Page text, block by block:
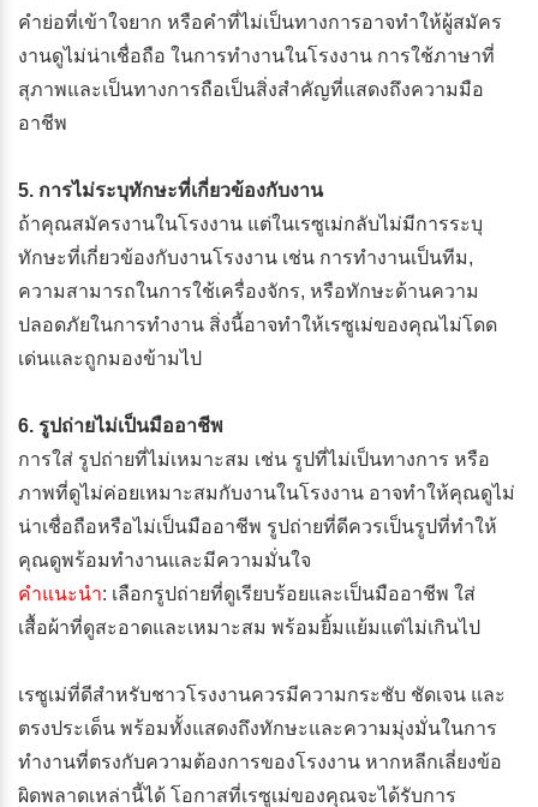
คำย่อที่เข้าใจยาก หรือคำที่ไม่เป็นทางการอาจทำให้ผู้สมัคร
งานดูไม่น่าเชื่อถือ ในการทำงานในโรงงาน การใช้ภาษาที่
สุภาพและเป็นทางการถือเป็นสิ่งสำคัญที่แสดงถึงความมือ
อาชีพ
5. การไม่ระบุทักษะที่เกี่ยวข้องกับงาน
ถ้าคุณสมัครงานในโรงงาน แต่ในเรซูเม่กลับไม่มีการระบุ
ทักษะที่เกี่ยวข้องกับงานโรงงาน เช่น การทำงานเป็นทีม,
ความสามารถในการใช้เครื่องจักร, หรือทักษะด้านความ
ปลอดภัยในการทำงาน สิ่งนี้อาจทำให้เรซูเม่ของคุณไม่โดด
เด่นและถูกมองข้ามไป
6. รูปถ่ายไม่เป็นมืออาชีพ
การใส่ รูปถ่ายที่ไม่เหมาะสม เช่น รูปที่ไม่เป็นทางการ หรือ
ภาพที่ดูไม่ค่อยเหมาะสมกับงานในโรงงาน อาจทำให้คุณดูไม่
น่าเชื่อถือหรือไม่เป็นมืออาชีพ รูปถ่ายที่ดีควรเป็นรูปที่ทำให้
คุณดูพร้อมทำงานและมีความมั่นใจ
คำแนะนำ: เลือกรูปถ่ายที่ดูเรียบร้อยและเป็นมืออาชีพ ใส่
เสื้อผ้าที่ดูสะอาดและเหมาะสม พร้อมยิ้มแย้มแต่ไม่เกินไป
เรซูเม่ที่ดีสำหรับชาวโรงงานควรมีความกระชับ ชัดเจน และ
ตรงประเด็น พร้อมทั้งแสดงถึงทักษะและความมุ่งมั่นในการ
ทำงานที่ตรงกับความต้องการของโรงงาน หากหลีกเลี่ยงข้อ
ผิดพลาดเหล่านี้ได้ โอกาสที่เรซูเม่ของคุณจะได้รับการ